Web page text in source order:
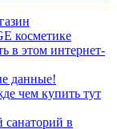
косметике
в этом интернет-
данные!
чем купить тут
в